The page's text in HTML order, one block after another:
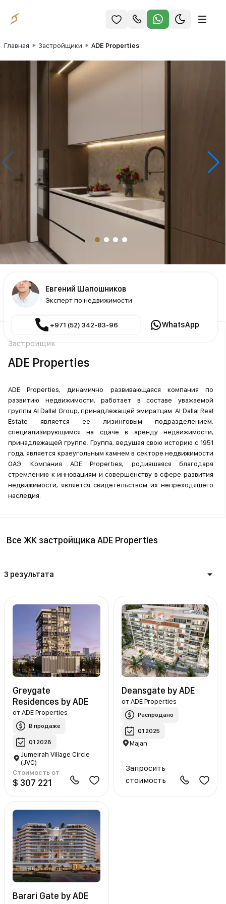
Главная Застройщики ADE Properties
Застройщик
ADE Properties
ADE Properties, динамично развивающаяся компания по
развитию недвижимости, работает в составе уважаемой
группы Al Dallal Group, принадлежащей эмиратцам. Al Dallal Real
Estate является ее лизинговым подразделением,
специализирующимся на сдаче в аренду недвижимости,
принадлежащей группе. Группа, ведущая свою историю с 1951
года, является краеугольным камнем в секторе недвижимости
ОАЭ. Компания ADE Properties, родившаяся благодаря
стремлению к инновациям и совершенству в сфере развития
недвижимости, является свидетельством их непреходящего
наследия.
Евгений Шапошников
Эксперт по недвижимости
+971 (52) 342-83-96 WhatsApp
Все ЖК застройщика ADE Properties
3 результата
Greygate
Residences by ADE
отADE Properties
В продаже
Q1 2028
Jumeirah Village Circle
(JVC)
Стоимость от
$ 307 221
Deansgate by ADE
от ADE Properties
Распродано
Q1 2025
Majan
Запросить
стоимость
Barari Gate by ADE